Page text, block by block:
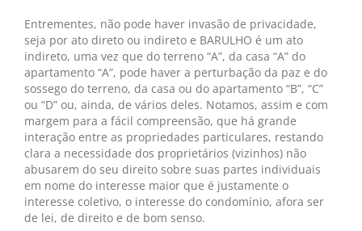
Entrementes, não pode haver invasão de privacidade,
seja por ato direto ou indireto e BARULHO é um ato
indireto, uma vez que do terreno “A”, da casa “A” do
apartamento “A”, pode haver a perturbação da paz e do
sossego do terreno, da casa ou do apartamento “B”, “C”
ou “D” ou, ainda, de vários deles. Notamos, assim e com
margem para a fácil compreensão, que há grande
interação entre as propriedades particulares, restando
clara a necessidade dos proprietários (vizinhos) não
abusarem do seu direito sobre suas partes individuais
em nome do interesse maior que é justamente o
interesse coletivo, o interesse do condomínio, afora ser
de lei, de direito e de bom senso.